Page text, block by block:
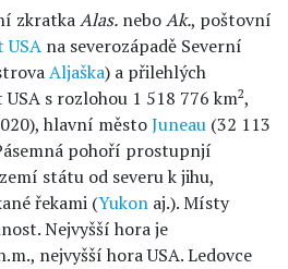
zkratkaAlas. neboAk., poštovní
USA na severozápadě Severní
Aljaška) a přilehlých
s rozlohou 1 518 776 km2,
hlavní městoJuneau (32 113
pohoří prostupnjí
státu od severu k jihu,
řekami (Yukon aj.). Místy
Nejvyšší hora je
nejvyšší hora USA. Ledovce